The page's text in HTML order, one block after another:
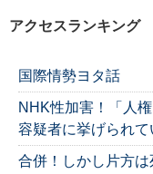
アクセスランキング
国際情勢ヨタ話
NHK性加害！「人
容疑者に挙げられて
合併！しかし片方